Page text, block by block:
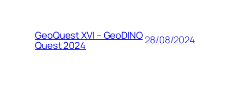
GeoQuest XVI – GeoDINO
Quest 2024 28/08/2024